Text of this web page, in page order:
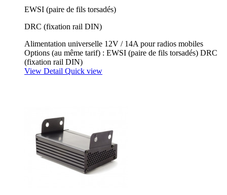
EWSI (paire de fils torsadés)
DRC (fixation rail DIN)
Alimentation universelle 12V / 14A pour radios mobiles
Options (au même tarif) : EWSI (paire de fils torsadés) DRC
(fixation rail DIN)
View Detail Quick view